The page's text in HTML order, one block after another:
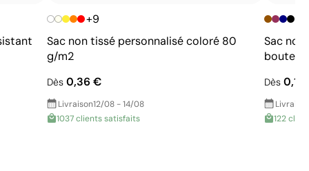
+9
Sac non tissé personnalisé coloré 80
g/m2
Dès 0,36 €
Livraison12/08 - 14/08
1037 clients satisfaits
Sac
Dès 0,11
122